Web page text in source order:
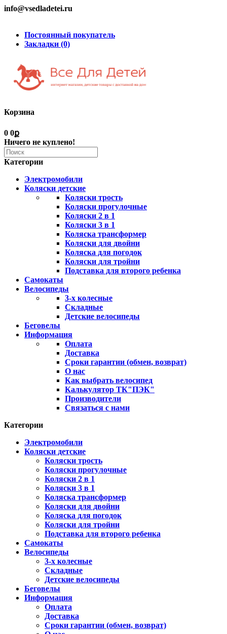
info@vsedladetei.ru
Постоянный покупатель
Закладки (0)
Корзина
0 0ք
Ничего не куплено!
Категории
Электромобили
Коляски детские
Коляски трость
Коляски прогулочные
Коляски 2 в 1
Коляски 3 в 1
Коляска трансформер
Коляски для двойни
Коляска для погодок
Коляски для тройни
Подставка для второго ребенка
Самокаты
Велосипеды
3-х колесные
Складные
Детские велосипеды
Беговелы
Информация
Оплата
Доставка
Сроки гарантии (обмен, возврат)
О нас
Как выбрать велосипед
Калькулятор ТК"ПЭК"
Производители
Связаться с нами
Категории
Электромобили
Коляски детские
Коляски трость
Коляски прогулочные
Коляски 2 в 1
Коляски 3 в 1
Коляска трансформер
Коляски для двойни
Коляска для погодок
Коляски для тройни
Подставка для второго ребенка
Самокаты
Велосипеды
3-х колесные
Складные
Детские велосипеды
Беговелы
Информация
Оплата
Доставка
Сроки гарантии (обмен, возврат)